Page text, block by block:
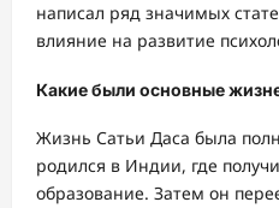
написал ряд значимых
влияние на развитие
Какие были основные
Жизнь Сатьи Даса была
родился в Индии, где
образование. Затем он